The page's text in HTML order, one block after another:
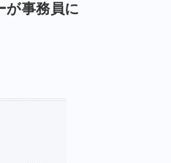
が事務員に